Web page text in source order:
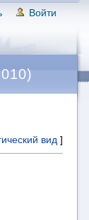
Войти
вид ]